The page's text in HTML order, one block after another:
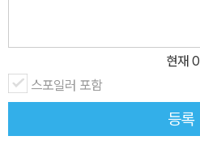
현재 0
스포일러 포함
등록